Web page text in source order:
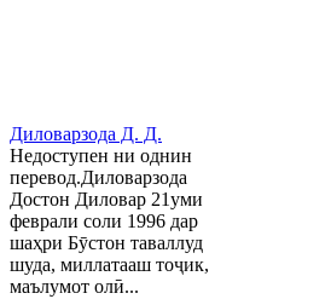
Диловарзода Д. Д.
Недоступен ни однин
перевод.Диловарзода
Достон Диловар 21уми
феврали соли 1996 дар
шаҳри Бӯстон таваллуд
шуда, миллатааш тоҷик,
маълумот олӣ...